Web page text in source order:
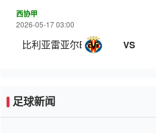
西协甲
2026-05-17 03:00
比利亚雷亚尔B队 VS
足球新闻